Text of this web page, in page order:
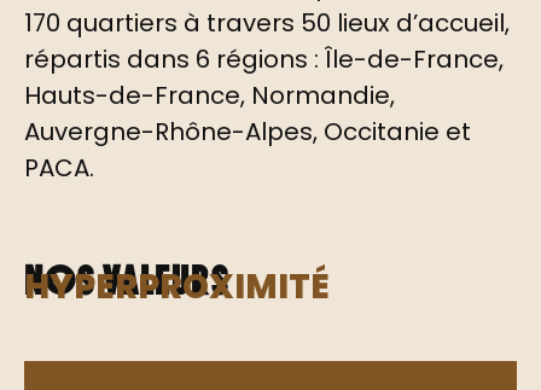
170 quartiers à travers 50 lieux d’accueil,
répartis dans 6 régions : Île-de-France,
Hauts-de-France, Normandie,
Auvergne-Rhône-Alpes, Occitanie et
PACA.
Nos valeurs
HYPERPROXIMITÉ